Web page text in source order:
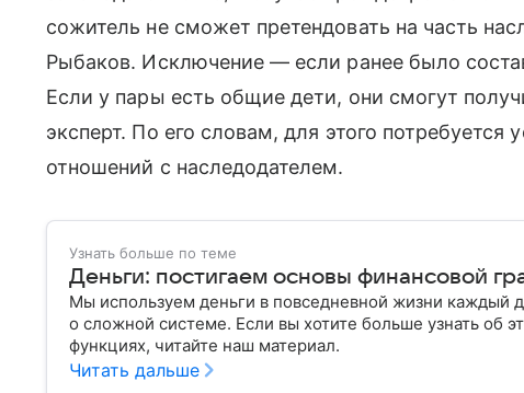
сожитель не сможет претендовать на часть
Рыбаков. Исключение — если ранее было
Если у пары есть общие дети, они смогут
эксперт. По его словам, для этого потребуется
отношений с наследодателем.
Узнать больше по теме
Деньги: постигаем основы финансовой
Мы используем деньги в повседневной жизни каждый
о сложной системе. Если вы хотите больше узнать об
функциях, читайте наш материал.
Читать дальше